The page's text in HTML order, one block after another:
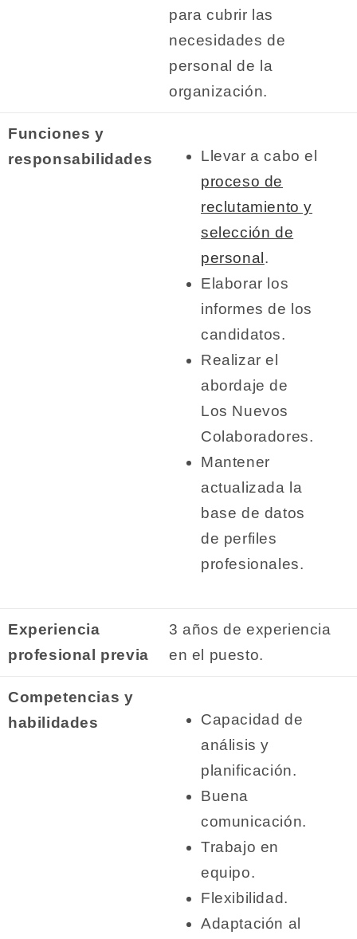
para cubrir las
necesidades de
personal de la
organización.
Funciones y
responsabilidades
Llevar a cabo el
proceso de
reclutamiento y
selección de
personal .
Elaborar los
informes de los
candidatos.
Realizar el
abordaje de
Los Nuevos
Colaboradores.
Mantener
actualizada la
base de datos
de perfiles
profesionales.
Experiencia
profesional previa
3 años de experiencia
en el puesto.
Competencias y
habilidades
Capacidad de
análisis y
planificación.
Buena
comunicación.
Trabajo en
equipo.
Flexibilidad.
Adaptación al